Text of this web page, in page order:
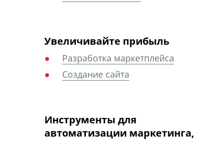
Увеличивайте прибыль
Разработка маркетплейса
Создание сайта
Инструменты для
автоматизации маркетинга,